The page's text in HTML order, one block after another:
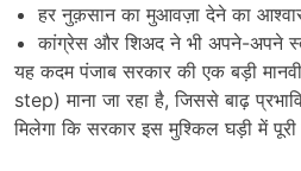
हर नुक़सान का मुआवज़ा देने का
कांग्रेस और शिअद ने भी अपने-अपने
यह कदम पंजाब सरकार की एक बड़ी
step) माना जा रहा है, जिससे बाढ़
मिलेगा कि सरकार इस मुश्किल घड़ी में